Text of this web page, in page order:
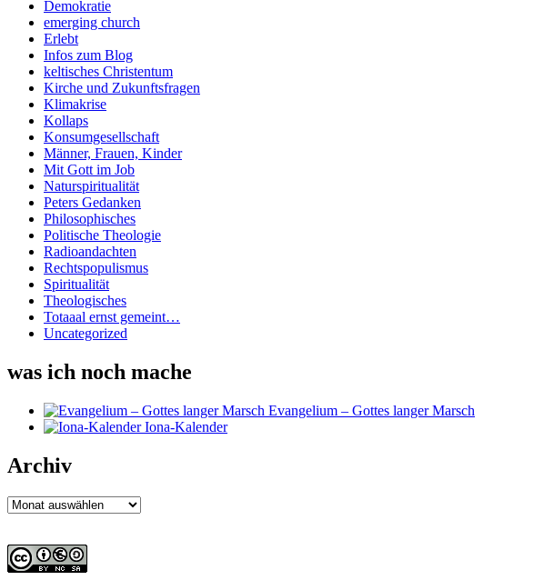
Demokratie
emerging church
Erlebt
Infos zum Blog
keltisches Christentum
Kirche und Zukunftsfragen
Klimakrise
Kollaps
Konsumgesellschaft
Männer, Frauen, Kinder
Mit Gott im Job
Naturspiritualität
Peters Gedanken
Philosophisches
Politische Theologie
Radioandachten
Rechtspopulismus
Spiritualität
Theologisches
Totaaal ernst gemeint…
Uncategorized
was ich noch mache
Evangelium – Gottes langer Marsch
Iona-Kalender
Archiv
Archiv